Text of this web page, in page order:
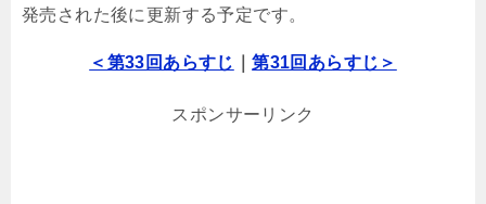
発売された後に更新する予定です。
＜第33回あらすじ ｜第31回あらすじ＞
スポンサーリンク